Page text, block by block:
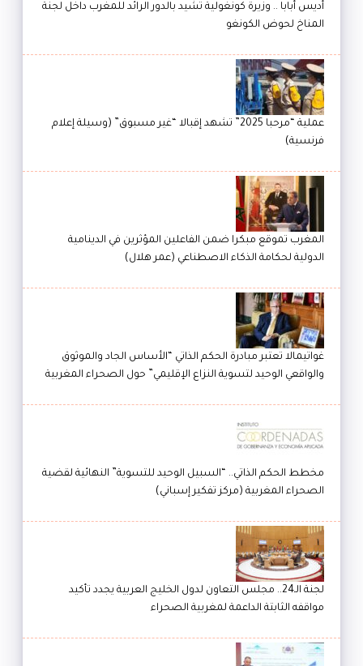
أديس أبابا .. وزيرة كونغولية تشيد بالدور الرائد للمغرب داخل لجنة
المناخ لحوض الكونغو
عملية “مرحبا 2025” تشهد إقبالا “غير مسبوق” (وسيلة إعلام
فرنسية)
المغرب تموقع مبكرا ضمن الفاعلين المؤثرين في الدينامية
الدولية لحكامة الذكاء الاصطناعي (عمر هلال)
غواتيمالا تعتبر مبادرة الحكم الذاتي “الأساس الجاد والموثوق
والواقعي الوحيد لتسوية النزاع الإقليمي” حول الصحراء المغربية
مخطط الحكم الذاتي.. “السبيل الوحيد للتسوية” النهائية لقضية
الصحراء المغربية (مركز تفكير إسباني)
لجنة الـ24.. مجلس التعاون لدول الخليج العربية يجدد تأكيد
مواقفه الثابتة الداعمة لمغربية الصحراء